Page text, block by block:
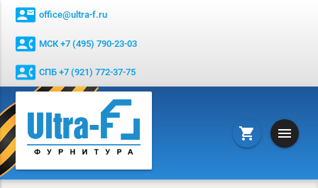
contact_mail office@ultra-f.ru
contact_phone МСК +7 (495) 790-23-03
contact_phone СПБ +7 (921) 772-37-75
shopping_cart menu